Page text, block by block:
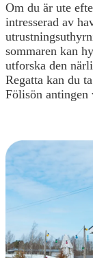
Om du är ute
intresserad av
sommaren kan
utforska den
Regatta kan du
Fölisön